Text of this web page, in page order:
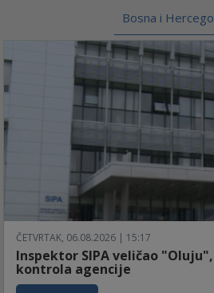
Bosna i
ČETVRTAK, 06.08.2026 | 15:17
Inspektor SIPA veličao
kontrola agencije